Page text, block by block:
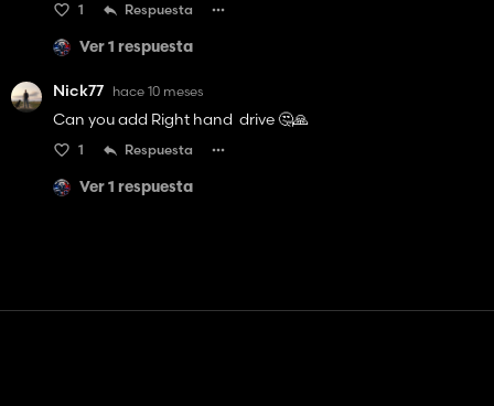
1 Respuesta
Ver 1 respuesta
Nick77 hace 10 meses
Can you add Right hand drive 🤔🙏
1 Respuesta
Ver 1 respuesta